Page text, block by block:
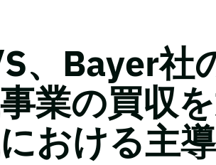
、Bayer社
業の買収を
おける主